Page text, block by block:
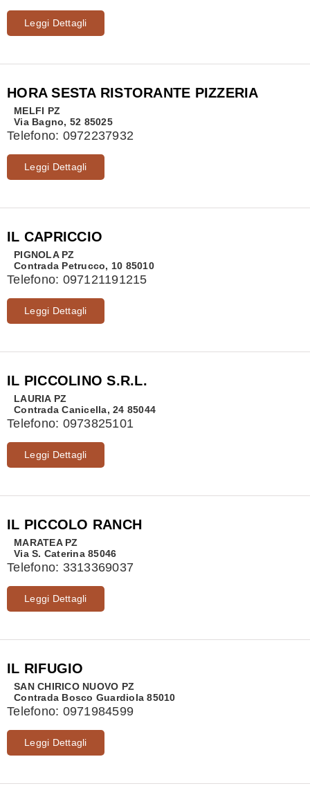
Leggi Dettagli
HORA SESTA RISTORANTE PIZZERIA
MELFI
PZ
Via Bagno, 52 85025
Telefono: 0972237932
Leggi Dettagli
IL CAPRICCIO
PIGNOLA PZ
Contrada Petrucco, 10 85010
Telefono: 097121191215
Leggi Dettagli
IL PICCOLINO S.R.L.
LAURIA PZ
Contrada Canicella, 24 85044
Telefono: 0973825101
Leggi Dettagli
IL PICCOLO RANCH
MARATEA PZ
Via S. Caterina 85046
Telefono: 3313369037
Leggi Dettagli
IL RIFUGIO
SAN CHIRICO NUOVO PZ
Contrada Bosco Guardiola 85010
Telefono: 0971984599
Leggi Dettagli